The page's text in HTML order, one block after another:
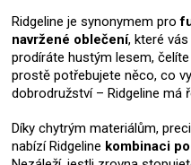
Ridgeline je synonymem pro
navržené oblečení, které
prodíráte hustým lesem,
prostě potřebujete něco, co
dobrodružství – Ridgeline má
Díky chytrým materiálům,
nabízí Ridgeline kombinaci